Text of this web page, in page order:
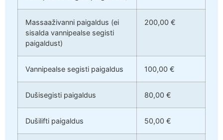
Massaaživanni paigaldus (ei
sisalda vannipealse segisti
paigaldust)
200,00 €
Vannipealse segisti paigaldus 100,00 €
Dušisegisti paigaldus 80,00 €
Dušilifti paigaldus 50,00 €